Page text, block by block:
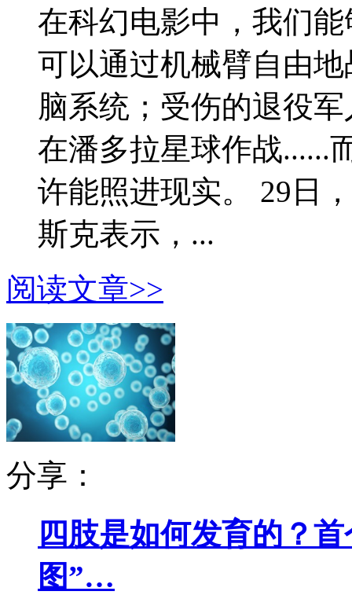
在科幻电影中，我们
可以通过机械臂自由
脑系统；受伤的退役
在潘多拉星球作战......
许能照进现实。 29日
斯克表示，...
阅读文章>>
分享：
四肢是如何发育的？
图”…